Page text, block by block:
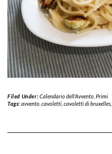
Filed Under:Calendario dell'Avvento, Primi
Tags: avvento, cavoletti, cavoletti di bruxelles,